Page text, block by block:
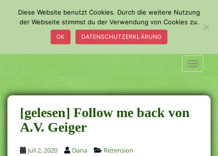
a
i
n
c
o
n
t
[gelesen] Follow me back von
A.V. Geiger
Juli 2, 2020 Dana Rezension
Diese Website benutzt Cookies. Durch die weitere Nutzung
der Webseite stimmst du der Verwendung von Cookies zu.
OK DATENSCHUTZERKLÄRUNG